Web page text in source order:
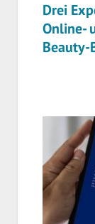
Drei
Online-
Beauty-